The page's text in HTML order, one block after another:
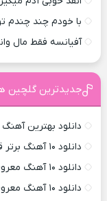
با خودم چند چندم
آفیانسه فقط مال
جدیدترین گلچین
دانلود بهترین
دانلود ۱۰ آهنگ برتر قدیمی رپ فارسی نسل ۱ و ۲
دانلود ۱۰ آهنگ معروف هایده بهترین ها تکی و یکجا
دانلود ۱۰ آهنگ معروف ابی پرطرفدارترین ها (فول آلبوم)